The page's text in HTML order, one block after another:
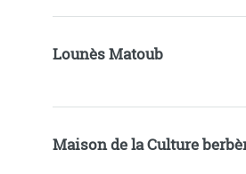
Lounès Matoub
Maison de la Culture